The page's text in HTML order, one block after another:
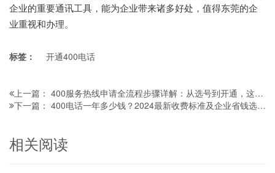
企业的重要通讯工具，能为企业带来诸多好处，值得东莞的企
业重视和办理。
标签： 开通400电话
上一篇： 400服务热线申请全流程步骤详解：从选号到开通，这些注意事项别忽略！
下一篇： 400电话一年多少钱？2024最新收费标准及企业省钱选择指南
相关阅读